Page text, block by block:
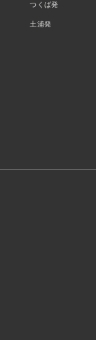
つくば発
土浦発